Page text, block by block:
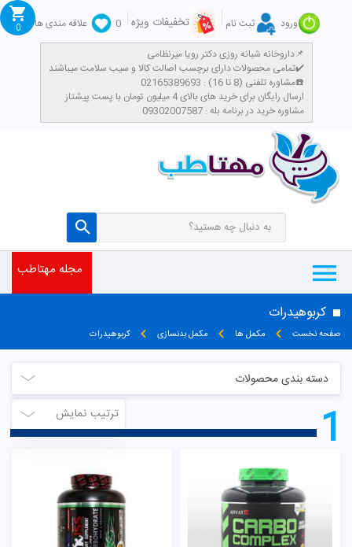
ورود ثبت نام تخفیفات ویژه 0
علاقه مندی ها
داروخانه شبانه روزی دکتر رویا میرنظامی📌
تمامی محصولات دارای برچسب اصالت کالا و سیب سلامت میباشند✔️
مشاوره تلفنی (8 تا 16) : 02165389693☎️
​ارسال رایگان برای خرید های بالای 4 میلیون تومان با پست پیشتاز
مشاوره خرید در برنامه بله : 09302007587
0
مجله مهتاطب
کربوهیدرات
صفحه نخست مکمل ها مکمل بدنسازی کربوهیدرات
دسته بندی محصولات
ترتیب نمایش
1